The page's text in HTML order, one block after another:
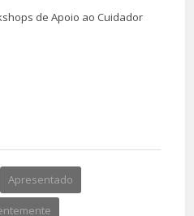
de Apoio ao Cuidador
Apresentado